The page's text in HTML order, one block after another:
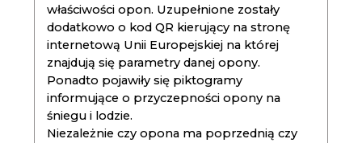
właściwości opon. Uzupełnione zostały
dodatkowo o kod QR kierujący na stronę
internetową Unii Europejskiej na której
znajdują się parametry danej opony.
Ponadto pojawiły się piktogramy
informujące o przyczepności opony na
śniegu i lodzie.
Niezależnie czy opona ma poprzednią czy